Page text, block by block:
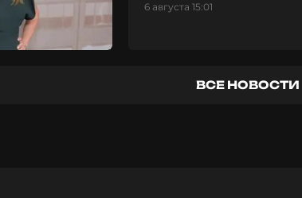
6 августа 15:01
ВСЕ НОВОСТИ